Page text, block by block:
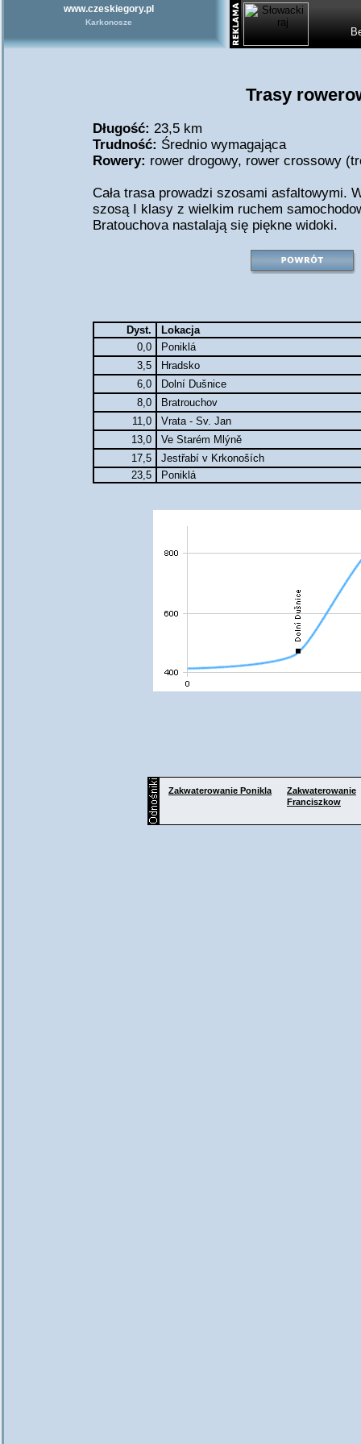
www.czeskiegory.pl
Karkonosze
Trasy
Długość: 23,5 km
Trudność: Średnio wymagająca
Rowery: rower drogowy, rower crossowy
Cała trasa prowadzi szosami asfaltowymi.
szosą I klasy z wielkim ruchem
Bratouchova nastalają się piękne widoki.
Dyst.
Lokacja
0,0
Poniklá
3,5
Hradsko
6,0
Dolní Dušnice
8,0
Bratrouchov
11,0
Vrata - Sv. Jan
13,0
Ve Starém Mlýně
17,5
Jestřabí v Krkonoších
23,5
Poniklá
Zakwaterowanie Ponikla
Zakwaterowanie
Franciszkow